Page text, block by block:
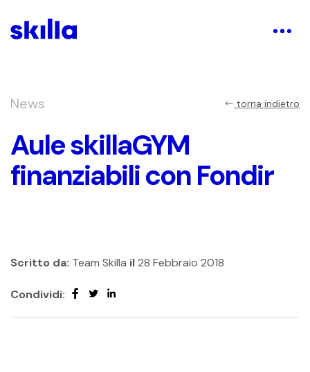
News torna indietro
Aule skillaGYM
finanziabili con Fondir
Scritto da: Team Skilla il28 Febbraio 2018
Condividi: